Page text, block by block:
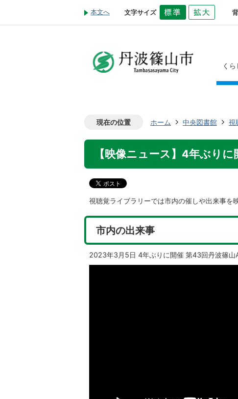
本文へ 文字サイズ
く
現在の位置 ホーム 中央図書館 視
【映像ニュース】4年ぶり
視聴覚ライブラリーでは市内の催しや出来事を
市内の出来事
2023年3月5日 4年ぶりに開催 第43回丹波篠山